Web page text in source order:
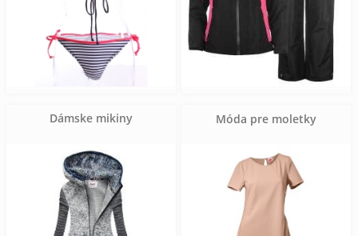
Dámske mikiny Móda pre moletky